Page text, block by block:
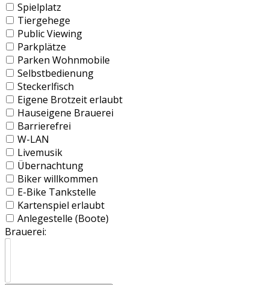
Spielplatz
Tiergehege
Public Viewing
Parkplätze
Parken Wohnmobile
Selbstbedienung
Steckerlfisch
Eigene Brotzeit erlaubt
Hauseigene Brauerei
Barrierefrei
W-LAN
Livemusik
Übernachtung
Biker willkommen
E-Bike Tankstelle
Kartenspiel erlaubt
Anlegestelle (Boote)
Brauerei: